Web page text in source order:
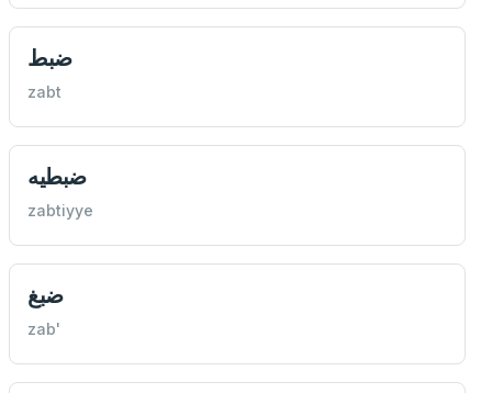
ضبط
zabt
ضبطيه
zabtiyye
ضبغ
zab'